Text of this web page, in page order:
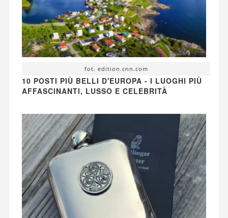
fot. edition.cnn.com
10 POSTI PIÙ BELLI D'EUROPA - I LUOGHI PIÙ
AFFASCINANTI, LUSSO E CELEBRITÀ